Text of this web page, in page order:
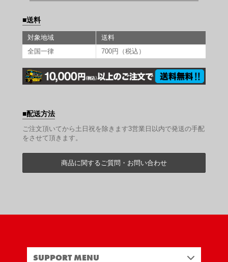
送料
対象地域
送料
全国一律
700円（税込）
配送方法
ご注文頂いてから土日祝を除きます3営業日以内で発送の手配
をさせて頂きます。
商品に関するご質問・お問い合わせ
SUPPORT MENU